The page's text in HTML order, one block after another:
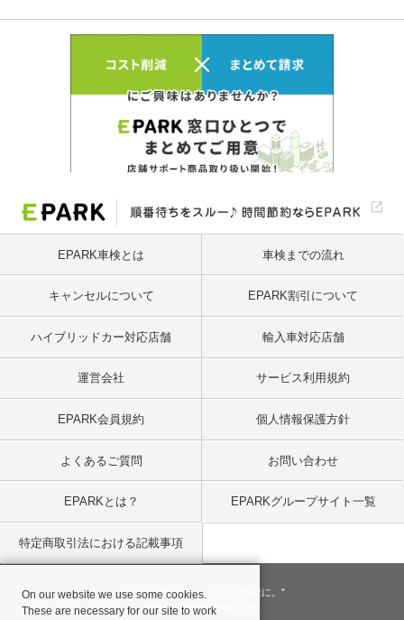
EPARK車検とは 車検までの流れ
キャンセルについて EPARK割引について
ハイブリッドカー対応店舗 輸入車対応店舗
運営会社 サービス利用規約
EPARK会員規約 個人情報保護方針
よくあるご質問 お問い合わせ
EPARKとは？ EPARKグループサイト一覧
特定商取引法における記載事項
"一回のお客様を、一生のお客様に。"
© 2001- 2026 EPARK, Inc.
On our website we use some cookies.
These are necessary for our site to work